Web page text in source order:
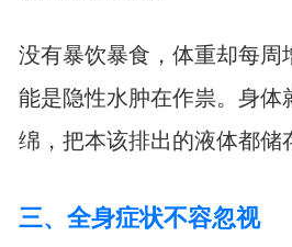
没有暴饮暴食，体重却每周
能是隐性水肿在作祟。身体
绵，把本该排出的液体都储
三、全身症状不容忽视